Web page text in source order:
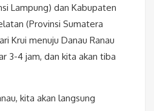
Lampung) dan Kabupaten
(Provinsi Sumatera
Krui menuju Danau Ranau
3-4 jam, dan kita akan tiba
kita akan langsung